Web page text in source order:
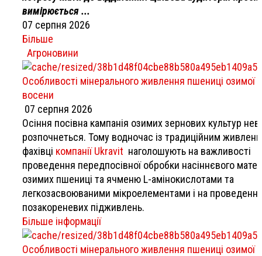
вимірюється ...
07 серпня 2026
Більше
Агроновини
Особливості мінерального живлення пшениці озимої
восени
07 серпня 2026
Осіння посівна кампанія озимих зернових культур
розпочнеться. Тому водночас із традиційним
фахівці компанії Ukravit наголошують на важливості
проведення передпосівної обробки насіннєвого
озимих пшениці та ячменю L-амінокислотами та
легкозасвоюваними мікроелементами і на проведенні
позакореневих підживлень.
Більше інформації
Особливості мінерального живлення пшениці озимої